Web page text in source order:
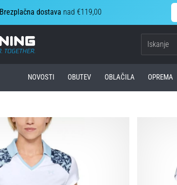
Brezplačna dostava nad €119,00
Top4Running.si
NOVOSTI OBUTEV OBLAČILA OPREMA